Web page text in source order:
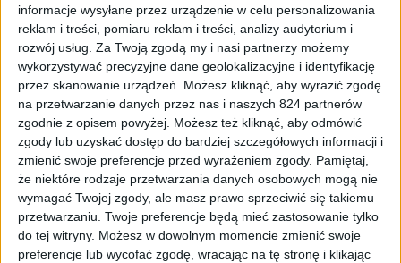
informacje wysyłane przez urządzenie w celu personalizowania
reklam i treści, pomiaru reklam i treści, analizy audytorium i
rozwój usług. Za Twoją zgodą my i nasi partnerzy możemy
wykorzystywać precyzyjne dane geolokalizacyjne i identyfikację
przez skanowanie urządzeń. Możesz kliknąć, aby wyrazić zgodę
na przetwarzanie danych przez nas i naszych 824 partnerów
zgodnie z opisem powyżej. Możesz też kliknąć, aby odmówić
zgody lub uzyskać dostęp do bardziej szczegółowych informacji i
zmienić swoje preferencje przed wyrażeniem zgody. Pamiętaj,
że niektóre rodzaje przetwarzania danych osobowych mogą nie
wymagać Twojej zgody, ale masz prawo sprzeciwić się takiemu
przetwarzaniu. Twoje preferencje będą mieć zastosowanie tylko
do tej witryny. Możesz w dowolnym momencie zmienić swoje
preferencje lub wycofać zgodę, wracając na tę stronę i klikając
Hardware Tech
A gdyby tak schłodzić komputer…
miechami magnetycznymi?